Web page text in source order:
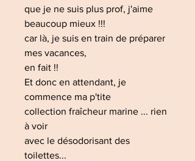
que je ne suis plus prof, j'aime
beaucoup mieux !!!
car là, je suis en train de préparer
mes vacances,
en fait !!
Et donc en attendant, je
commence ma p'tite
collection fraîcheur marine ... rien
à voir
avec le désodorisant des
toilettes...